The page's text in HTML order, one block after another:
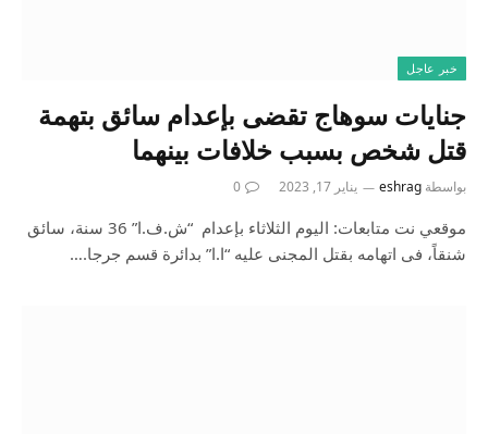
خبر عاجل
جنايات سوهاج تقضى بإعدام سائق بتهمة
قتل شخص بسبب خلافات بينهما
بواسطة eshrag يناير 17, 2023 0
موقعي نت متابعات: اليوم الثلاثاء بإعدام “ش.ف.ا” 36 سنة، سائق
شنقاً، فى اتهامه بقتل المجنى عليه “ا.ا” بدائرة قسم جرجا.…